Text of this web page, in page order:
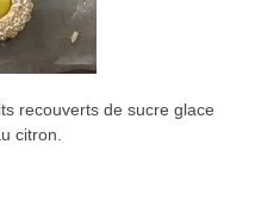
recouverts de sucre glace
citron.